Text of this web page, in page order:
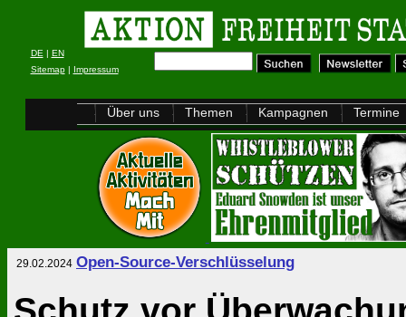
DE | EN
Sitemap| Impressum
Über uns Themen Kampagnen Termine
29.02.2024 Open-Source-Verschlüsselung